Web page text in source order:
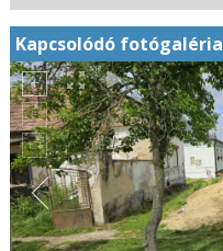
Kapcsolódó fotógaléria